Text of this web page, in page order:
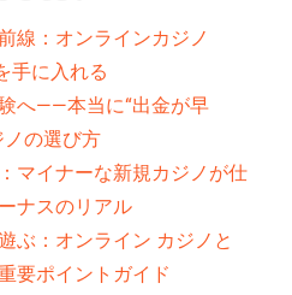
線：オンラインカジノ
手に入れる
へ——本当に“出金が早
ノの選び方
マイナーな新規カジノが仕
ナスのリアル
ぶ：オンライン カジノと
要ポイントガイド